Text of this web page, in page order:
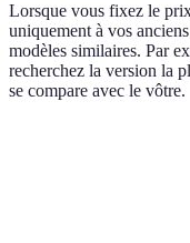
Lorsque vous fixez le
uniquement à vos
modèles similaires. Par
recherchez la version la
se compare avec le vôtre.